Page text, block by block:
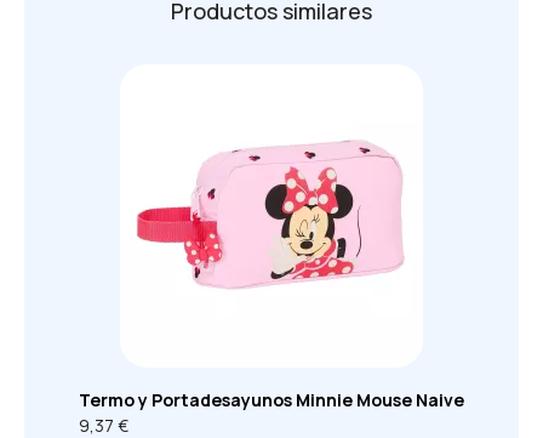
Productos similares
Termo y Portadesayunos Minnie Mouse Naive
9,37 €